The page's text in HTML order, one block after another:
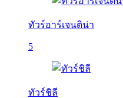
ทัวร์อาร์เจนติน่า
5
ทัวร์ชิลี